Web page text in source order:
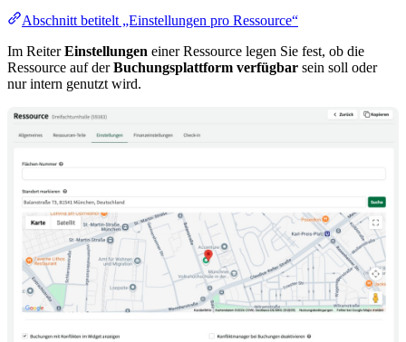
Abschnitt betitelt „Einstellungen pro Ressource“
Im ReiterEinstellungen einer Ressource legen Sie fest, ob die
Ressource auf derBuchungsplattform verfügbar sein soll oder
nur intern genutzt wird.